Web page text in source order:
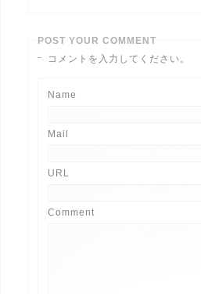
POST YOUR COMMENT
コメントを入力してください。
Name
Mail
URL
Comment